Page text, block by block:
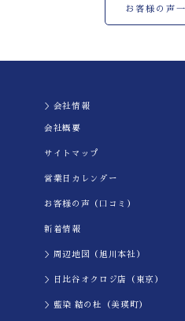
お客様の声
＞会社情報
会社概要
サイトマップ
営業日カレンダー
お客様の声（口コミ）
新着情報
＞周辺地図（旭川本社）
＞日比谷オクロジ店（東京）
＞藍染 結の杜（美瑛町）